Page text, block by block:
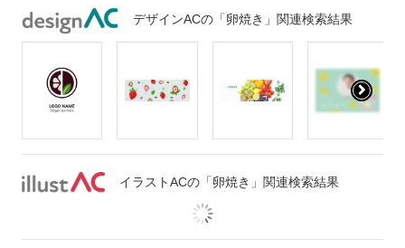
デザインACの「卵焼き」関連検索結果
イラストACの「卵焼き」関連検索結果